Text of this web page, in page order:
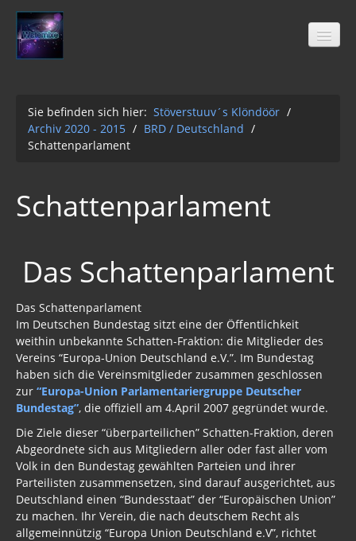
Stöverstuuv´s Klöndöör
Archiv 2020 - 2015
AUFKLÄRUNG 2Q2Q
Wasser 2019
Klimawandel der Kabale
Strahlung / 5 G
Gift zum Genozid
Genderismus
Religion
Vereinigte Staaten von Europa
USA 2019
Sie befinden sich hier: Stöverstuuv´s Klöndöör /
Archiv 2020 - 2015 / BRD / Deutschland /
Schattenparlament
Schattenparlament
Das Schattenparlament
Das Schattenparlament
Im Deutschen Bundestag sitzt eine der Öffentlichkeit
weithin unbekannte Schatten-Fraktion: die Mitglieder des
Vereins “Europa-Union Deutschland e.V.”. Im Bundestag
haben sich die Vereinsmitglieder zusammen geschlossen
zur “Europa-Union Parlamentariergruppe Deutscher
Bundestag”, die offiziell am 4.April 2007 gegründet wurde.
Die Ziele dieser “überparteilichen” Schatten-Fraktion, deren
Abgeordnete sich aus Mitgliedern aller oder fast aller vom
Volk in den Bundestag gewählten Parteien und ihrer
Parteilisten zusammensetzen, sind darauf ausgerichtet, aus
Deutschland einen “Bundesstaat” der “Europäischen Union”
zu machen. Ihr Verein, die nach deutschem Recht als
allgemeinnützig “Europa Union Deutschland e.V”, richtet